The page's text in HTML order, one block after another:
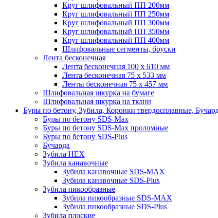
Круг шлифовальный ПП 200мм
Круг шлифовальный ПП 250мм
Круг шлифовальный ПП 300мм
Круг шлифовальный ПП 350мм
Круг шлифовальный ПП 400мм
Шлифовальные сегменты, бруски
Лента бесконечная
Лента бесконечная 100 х 610 мм
Лента бесконечная 75 х 533 мм
Ленты бесконечная 75 х 457 мм
Шлифовальная шкурка на бумаге
Шлифовальная шкурка на ткани
Буры по бетону, Зубила, Коронки твердосплавные,
Буры по бетону SDS-Max
Буры по бетону SDS-Max проломные
Буры по бетону SDS-Plus
Бучарда
Зубила HEX
Зубила канавочные
Зубила канавочные SDS-MAX
Зубила канавочные SDS-Plus
Зубила пикообразные
Зубила пикообразные SDS-MAX
Зубила пикообразные SDS-Plus
Зубила плоские